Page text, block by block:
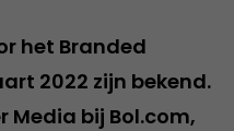
het Branded
2022 zijn bekend.
Media bij Bol.com,